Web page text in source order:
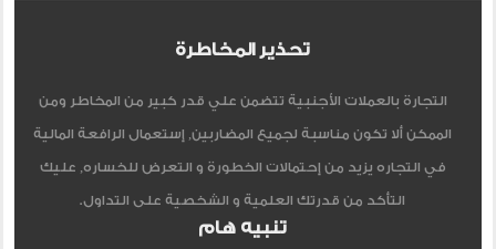
تحذير المخاطرة
التجارة بالعملات الأجنبية تتضمن علي قدر كبير من المخاطر ومن
الممكن ألا تكون مناسبة لجميع المضاربين, إستعمال الرافعة المالية
في التجاره يزيد من إحتمالات الخطورة و التعرض للخساره, عليك
التأكد من قدرتك العلمية و الشخصية على التداول.
تنبيه هام